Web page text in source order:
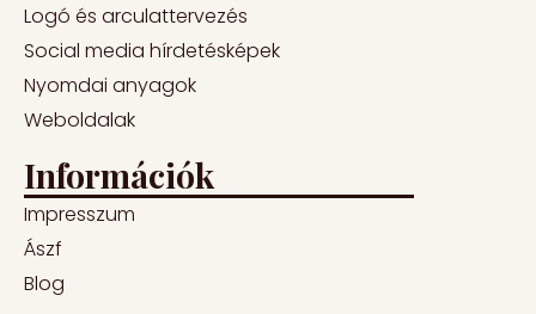
Logó és arculattervezés
Social media hírdetésképek
Nyomdai anyagok
Weboldalak
Információk
Impresszum
Ászf
Blog